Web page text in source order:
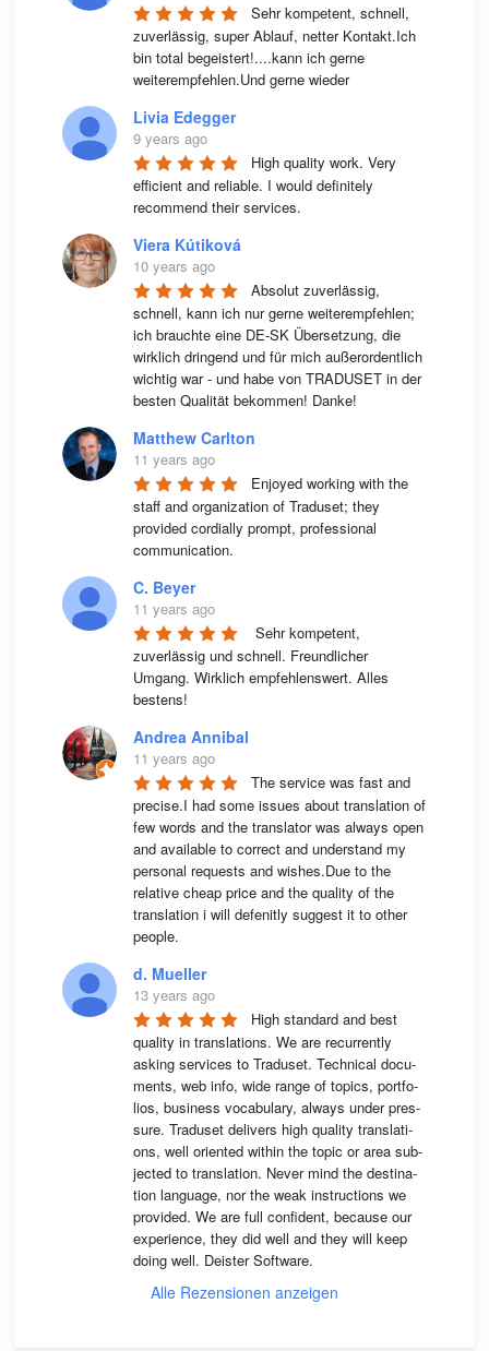
Sehr kompetent, schnell,
zuverlässig, super Ablauf, netter Kontakt.Ich
bin total begeistert!....kann ich gerne
weiterempfehlen.Und gerne wieder
Livia Edegger
9 years ago
High quality work. Very
efficient and reliable. I would definitely
recommend their services.
Viera Kútiková
10 years ago
Absolut zuverlässig,
schnell, kann ich nur gerne weiterempfehlen;
ich brauchte eine DE-SK Übersetzung, die
wirklich dringend und für mich außerordentlich
wichtig war - und habe von TRADUSET in der
besten Qualität bekommen! Danke!
Matthew Carlton
11 years ago
Enjoyed working with the
staff and organization of Traduset; they
provided cordially prompt, professional
communication.
C. Beyer
11 years ago
Sehr kompetent,
zuverlässig und schnell. Freundlicher
Umgang. Wirklich empfehlenswert. Alles
bestens!
Andrea Annibal
11 years ago
The service was fast and
precise.I had some issues about translation of
few words and the translator was always open
and available to correct and understand my
personal requests and wishes.Due to the
relative cheap price and the quality of the
translation i will defenitly suggest it to other
people.
d. Mueller
13 years ago
High stan­dard and best
qua­lity in trans­la­ti­ons. We are recur­rently
asking ser­vices to Tra­du­set. Tech­ni­cal docu­
ments, web info, wide range of topics, port­fo­
lios, busi­ness voca­bu­lary, always under pres­
sure. Tra­du­set deli­vers high qua­lity trans­la­ti­
ons, well ori­en­ted wit­hin the topic or area sub­
jec­ted to trans­la­tion. Never mind the desti­na­
tion lan­guage, nor the weak instruc­tions we
pro­vi­ded. We are full con­fi­dent, because our
expe­ri­ence, they did well and they will keep
doing well. Deis­ter Software.
Alle Rezensionen anzeigen